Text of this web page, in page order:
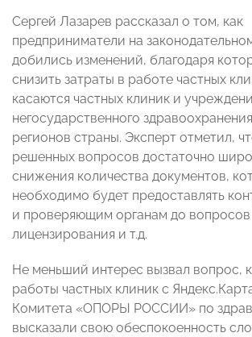
Сергей Лазарев рассказал о том, как
предприниматели на
добились изменений, благодаря
снизить затраты в работе частных
касаются частных клиник и
негосударственного
регионов страны. Эксперт отметил,
решенных вопросов достаточно
снижения количества документов,
необходимо будет предоставлять
и проверяющим органам до вопросов
лицензирования и т.д.
Не меньший интерес вызвал вопрос,
работы частных клиник с
Комитета «ОПОРЫ РОССИИ» по
высказали свою обеспокоенность